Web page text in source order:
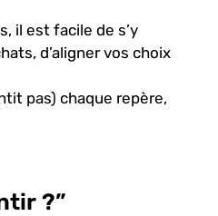
il est facile de s’y
d’aligner vos choix
pas) chaque repère,
?”